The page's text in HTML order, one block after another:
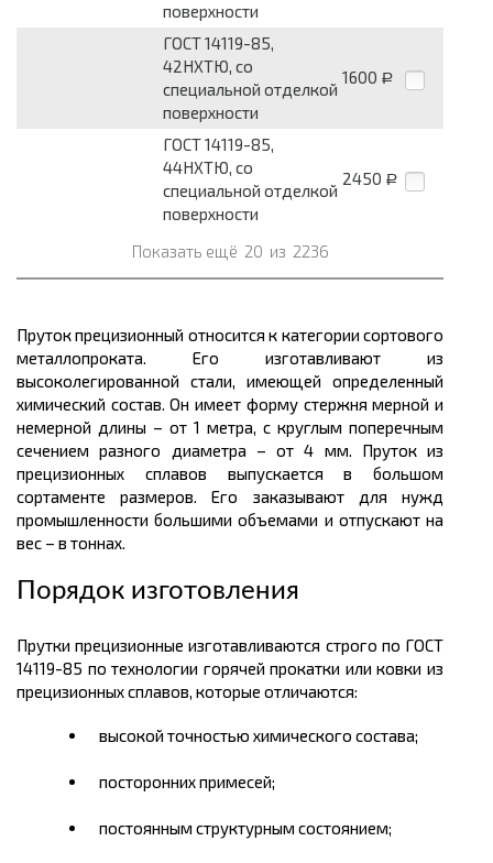
поверхности
ГОСТ 14119-85,
42НХТЮ, со
специальной отделкой
поверхности
1600 Р
ГОСТ 14119-85,
44НХТЮ, со
специальной отделкой
поверхности
2450 Р
Показать ещё 20 из 2236
Пруток прецизионный относится к категории сортового
металлопроката. Его изготавливают из
высоколегированной стали, имеющей определенный
химический состав. Он имеет форму стержня мерной и
немерной длины – от 1 метра, с круглым поперечным
сечением разного диаметра – от 4 мм. Пруток из
прецизионных сплавов выпускается в большом
сортаменте размеров.Его заказывают для нужд
промышленности большими объемами и отпускают на
вес – в тоннах.
Порядок изготовления
Прутки прецизионные изготавливаются строго по ГОСТ
14119-85 по технологии горячей прокатки или ковки из
прецизионных сплавов, которые отличаются:
высокой точностью химического состава;
посторонних примесей;
постоянным структурным состоянием;